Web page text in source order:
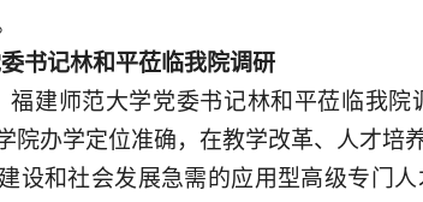
书记林和平莅临我院调研
福建师范大学党委书记林和平莅临我
院办学定位准确，在教学改革、人才培
设和社会发展急需的应用型高级专门